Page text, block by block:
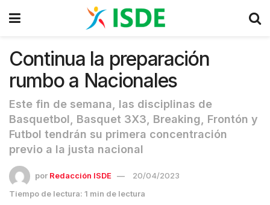
Continua la preparación
rumbo a Nacionales
Este fin de semana, las disciplinas de
Basquetbol, Basquet 3X3, Breaking, Frontón y
Futbol tendrán su primera concentración
previo a la justa nacional
por Redacción ISDE
20/04/2023
Tiempo de lectura: 1 min de lectura